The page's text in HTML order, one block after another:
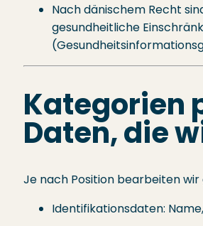
Nach dänischem Recht
gesundheitliche
Kategorien
Daten, die
Je nach Position bearbeiten
Identifikationsdaten: